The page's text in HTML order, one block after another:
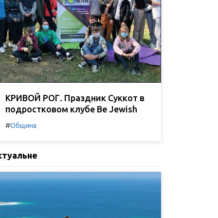
КРИВОЙ РОГ. Праздник Суккот в
подростковом клубе Be Jewish
#Община